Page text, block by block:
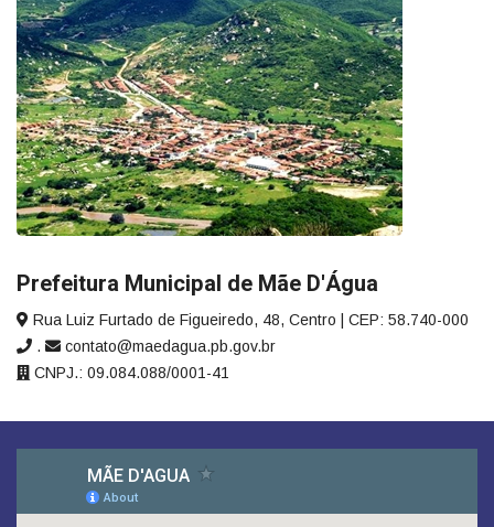
Prefeitura Municipal de Mãe D'Água
Rua Luiz Furtado de Figueiredo, 48, Centro | CEP: 58.740-000
.
contato@maedagua.pb.gov.br
CNPJ.: 09.084.088/0001-41